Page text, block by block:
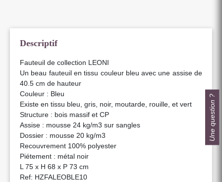
Descriptif
Fauteuil de collection LEONI
Un beau fauteuil en tissu couleur bleu avec une assise de
40.5 cm de hauteur
Couleur : Bleu
Existe en tissu bleu, gris, noir, moutarde, rouille, et vert
Structure : bois massif et CP
Assise : mousse 24 kg/m3 sur sangles
Dossier : mousse 20 kg/m3
Recouvrement 100% polyester
Piétement : métal noir
L 75 x H 68 x P 73 cm
Ref: HZFALEOBLE10
Une question ?